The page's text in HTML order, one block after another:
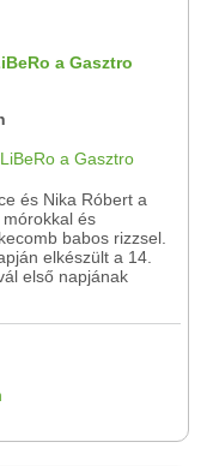
a Gasztro
és Nika Róbert a
és
babos rizzsel.
elkészült a 14.
első napjának